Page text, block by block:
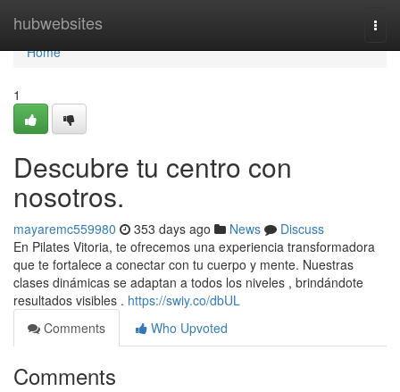
hubwebsites
Home
Home
1
Descubre tu centro con
nosotros.
mayaremc559980 353 days ago News
Discuss
En Pilates Vitoria, te ofrecemos una experiencia transformadora
que te fortalece a conectar con tu cuerpo y mente. Nuestras
clases dinámicas se adaptan a todos los niveles , brindándote
resultados visibles . https://swiy.co/dbUL
Comments
Who Upvoted
Comments